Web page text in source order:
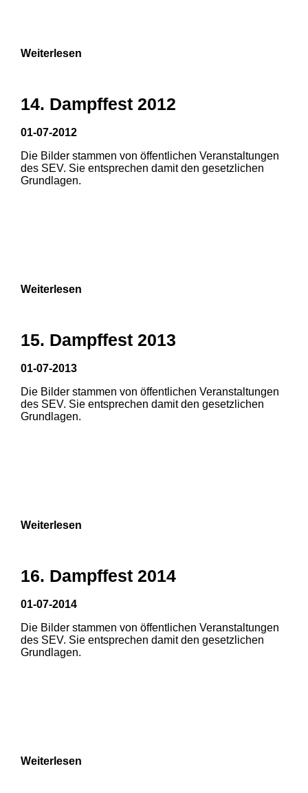
1 2 3
1 2 3
1 2 3
Weiterlesen
14. Dampffest 2012
01-07-2012
Die Bilder stammen von öffentlichen Veranstaltungen
des SEV. Sie entsprechen damit den gesetzlichen
Grundlagen.
Weiterlesen
15. Dampffest 2013
01-07-2013
Die Bilder stammen von öffentlichen Veranstaltungen
des SEV. Sie entsprechen damit den gesetzlichen
Grundlagen.
Weiterlesen
16. Dampffest 2014
01-07-2014
Die Bilder stammen von öffentlichen Veranstaltungen
des SEV. Sie entsprechen damit den gesetzlichen
Grundlagen.
Weiterlesen